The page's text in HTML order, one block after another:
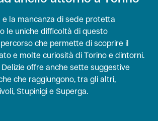
e la mancanza di sede protetta
le uniche difficoltà di questo
che permette di scoprire il
e molte curiosità di Torino e dintorni.
offre anche sette suggestive
che raggiungono, tra gli altri,
Stupinigi e Superga.